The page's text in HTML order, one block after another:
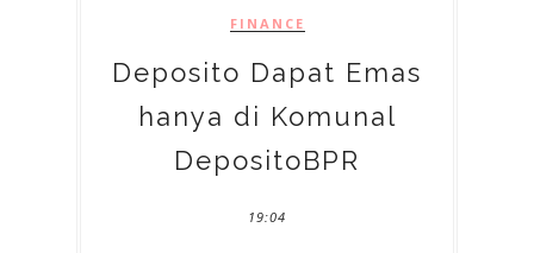
FINANCE
Deposito Dapat Emas
hanya di Komunal
DepositoBPR
19:04